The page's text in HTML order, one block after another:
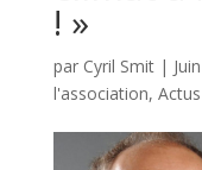
! »
par Cyril Smit|
l'association, Actus